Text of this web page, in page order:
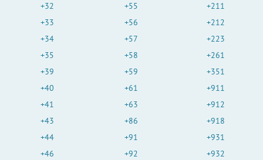
+32
+33
+34
+35
+39
+40
+41
+43
+44
+46
+55
+56
+57
+58
+59
+61
+63
+86
+91
+92
+211
+212
+223
+261
+351
+911
+912
+918
+931
+932